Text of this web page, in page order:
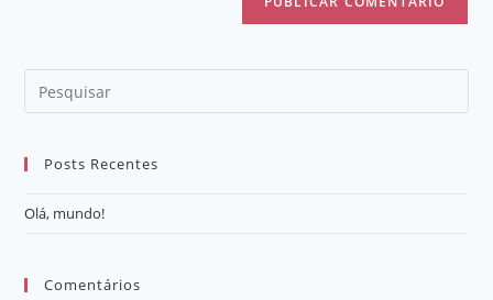
Posts Recentes
Olá, mundo!
Comentários